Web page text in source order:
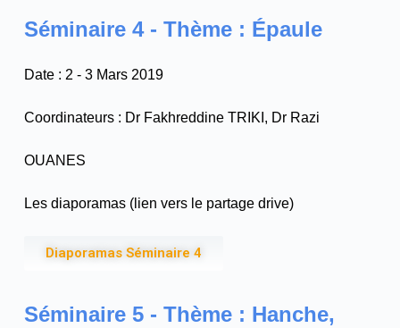
Séminaire 4 - Thème : Épaule
Date : 2 - 3 Mars 2019
Coordinateurs : Dr Fakhreddine TRIKI, Dr Razi
OUANES
Les diaporamas (lien vers le partage drive)
Diaporamas Séminaire 4
Séminaire 5 - Thème : Hanche,